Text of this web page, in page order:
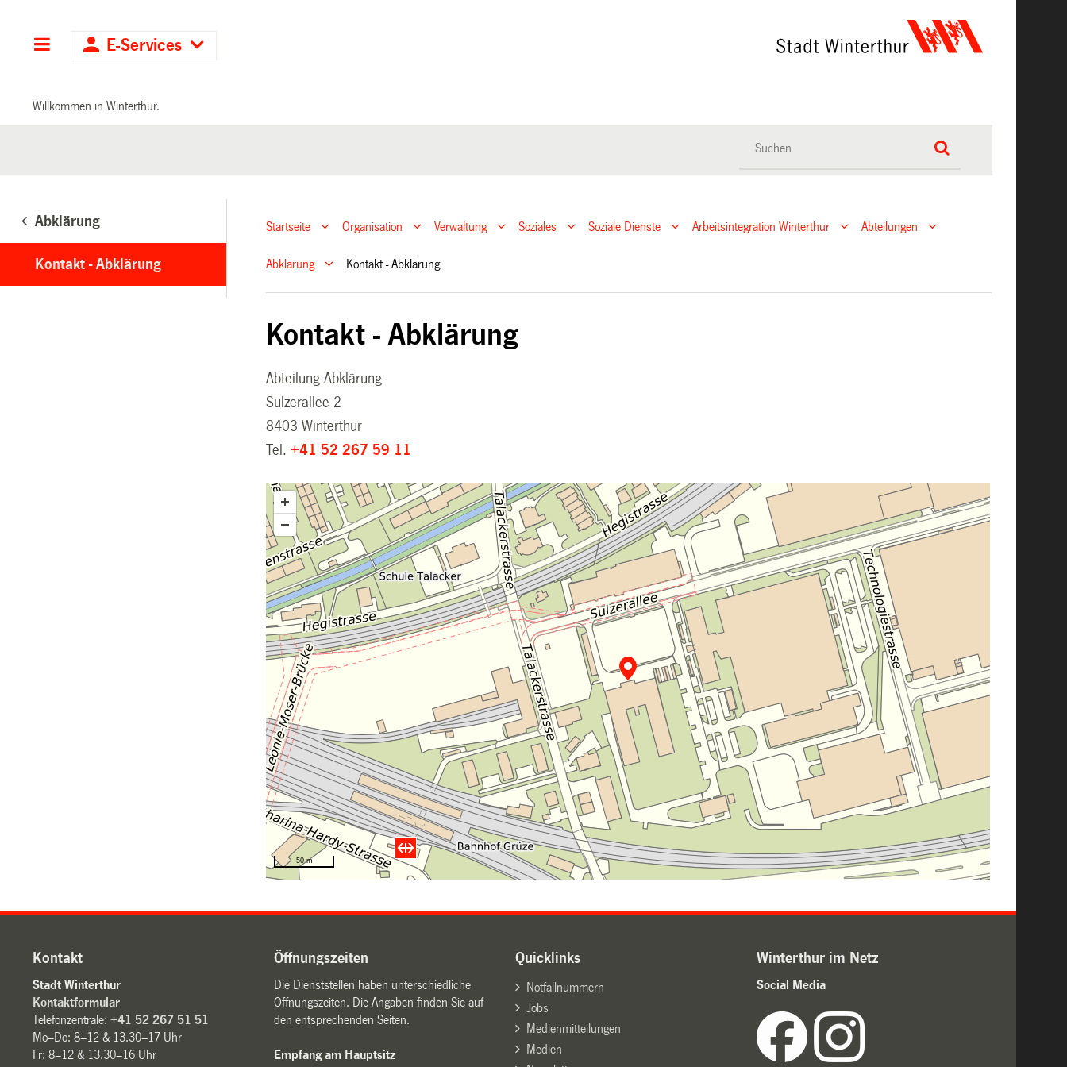
Hauptnavigation
E-Services
Willkommen in Winterthur.
Abklärung
Kontakt - Abklärung
Startseite Organisation Verwaltung Soziales Soziale Dienste Arbeitsintegration Winterthur Abteilungen
Abklärung Kontakt - Abklärung
Kontakt - Abklärung
Abteilung Abklärung
Sulzerallee 2
8403 Winterthur
Tel.+41 52 267 59 11
Kontakt
Stadt Winterthur
Kontaktformular
Telefonzentrale:+41 52 267 51 51
Mo–Do: 8–12 & 13.30–17 Uhr
Fr: 8–12 & 13.30–16 Uhr
Öffnungszeiten
Die Dienststellen haben unterschiedliche
Öffnungszeiten. Die Angaben finden Sie auf
den entsprechenden Seiten.
Empfang am Hauptsitz
Quicklinks
Notfallnummern
Jobs
Medienmitteilungen
Medien
Winterthur im Netz
Social Media